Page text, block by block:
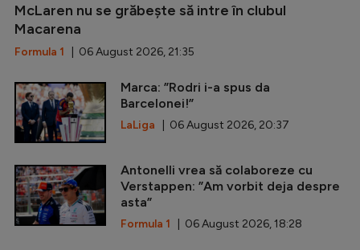
McLaren nu se grăbește să intre în clubul
Macarena
Formula 1 | 06 August 2026, 21:35
Marca: ”Rodri i-a spus da
Barcelonei!”
LaLiga | 06 August 2026, 20:37
Antonelli vrea să colaboreze cu
Verstappen: ”Am vorbit deja despre
asta”
Formula 1 | 06 August 2026, 18:28